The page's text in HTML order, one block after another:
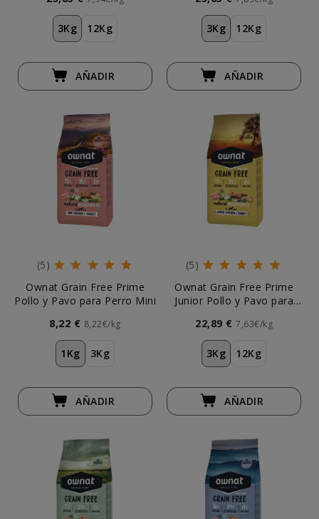
3Kg 12Kg
AÑADIR
3Kg 12Kg
AÑADIR
(5)
Ownat Grain Free Prime
Pollo y Pavo para Perro Mini
8,22 € 8,22€/kg
1Kg 3Kg
AÑADIR
(5)
Ownat Grain Free Prime
Junior Pollo y Pavo para
22,89 € 7,63€/kg
3Kg 12Kg
AÑADIR